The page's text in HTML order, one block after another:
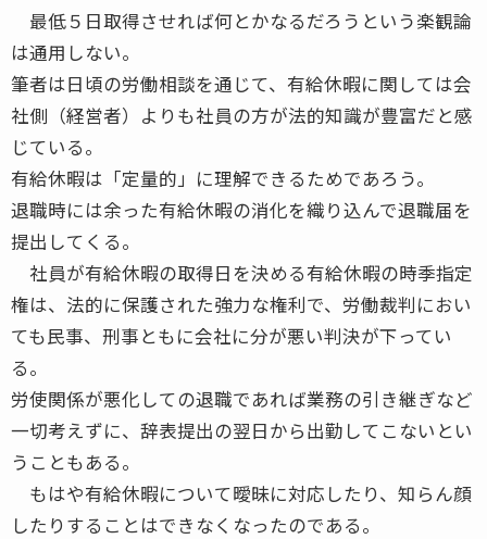
最低５日取得させれば何とかなるだろうという楽観論
は通用しない。
筆者は日頃の労働相談を通じて、有給休暇に関しては会
社側（経営者）よりも社員の方が法的知識が豊富だと感
じている。
有給休暇は「定量的」に理解できるためであろう。
退職時には余った有給休暇の消化を織り込んで退職届を
提出してくる。
社員が有給休暇の取得日を決める有給休暇の時季指定
権は、法的に保護された強力な権利で、労働裁判におい
ても民事、刑事ともに会社に分が悪い判決が下ってい
る。
労使関係が悪化しての退職であれば業務の引き継ぎなど
一切考えずに、辞表提出の翌日から出勤してこないとい
うこともある。
もはや有給休暇について曖昧に対応したり、知らん顔
したりすることはできなくなったのである。